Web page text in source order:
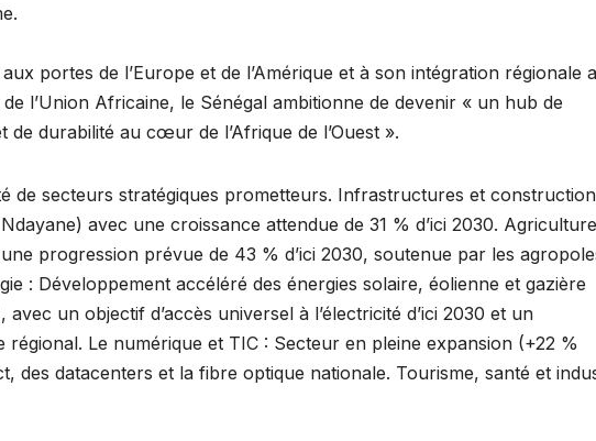
portes de l’Europe et de l’Amérique et à son intégration régionale
de l’Union Africaine, le Sénégal ambitionne de devenir « un hub de
de durabilité au cœur de l’Afrique de l’Ouest ».
de secteurs stratégiques prometteurs. Infrastructures et
avec une croissance attendue de 31 % d’ici 2030.
progression prévue de 43 % d’ici 2030, soutenue par les
: Développement accéléré des énergies solaire, éolienne et gazière
un objectif d’accès universel à l’électricité d’ici 2030 et un
Le numérique et TIC : Secteur en pleine expansion (+22 %
des datacenters et la fibre optique nationale. Tourisme, santé et